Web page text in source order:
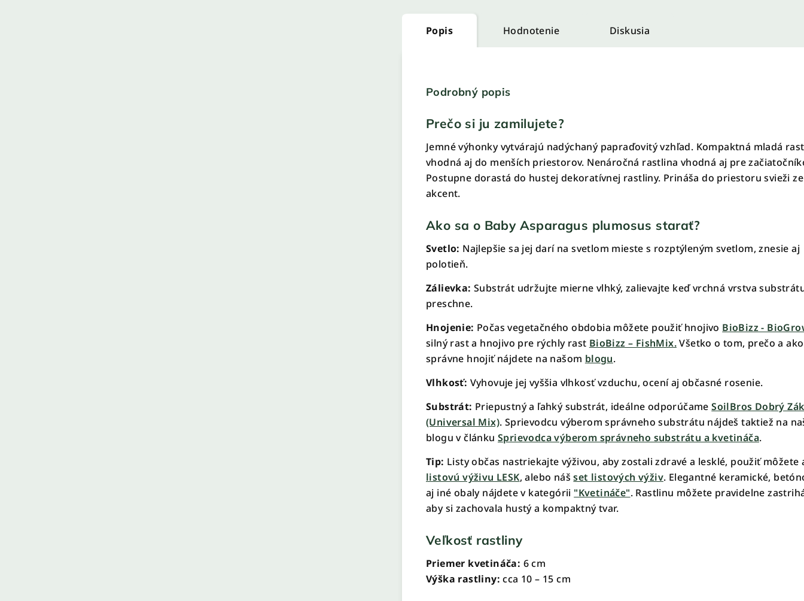
Popis Hodnotenie Diskusia
Podrobný popis
Prečo si ju zamilujete?
Jemné výhonky vytvárajú nadýchaný papraďovitý vzhľad. Kompaktná mladá
vhodná aj do menších priestorov. Nenáročná rastlina vhodná aj pre
Postupne dorastá do hustej dekoratívnej rastliny. Prináša do priestoru svieži
akcent.
Ako sa o Baby Asparagus plumosus starať?
Svetlo: Najlepšie sa jej darí na svetlom mieste s rozptýleným svetlom, znesie aj
polotieň.
Zálievka: Substrát udržujte mierne vlhký, zalievajte keď vrchná vrstva
preschne.
Hnojenie: Počas vegetačného obdobia môžete použiť hnojivo BioBizz -
silný rast a hnojivo pre rýchly rast BioBizz – FishMix.Všetko o tom, prečo a ako
správne hnojiť nájdete na našom blogu.
Vlhkosť: Vyhovuje jej vyššia vlhkosť vzduchu, ocení aj občasné rosenie.
Substrát: Priepustný a ľahký substrát, ideálne odporúčameSoilBros Dobrý
(Universal Mix). Sprievodcu výberom správneho substrátu nájdeš taktiež na
blogu v článkuSprievodca výberom správneho substrátu a kvetináča.
Tip: Listy občas nastriekajte výživou, aby zostali zdravé a lesklé, použiť môžete
listovú výživu LESK, alebo nášset listových výživ. Elegantné keramické,
aj iné obaly nájdete v kategórii "Kvetináče". Rastlinu môžete pravidelne
aby si zachovala hustý a kompaktný tvar.
Veľkosť rastliny
Priemer kvetináča: 6 cm
Výška rastliny: cca 10 – 15 cm